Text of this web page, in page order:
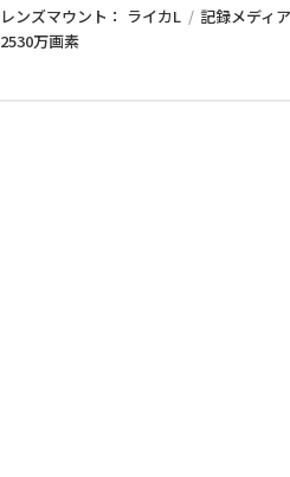
レンズマウント： ライカL 記録メディ
2530万画素